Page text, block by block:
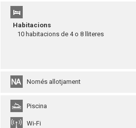
Habitacions
10 habitacions de 4 o 8 lliteres
Només allotjament
Piscina
Wi-Fi